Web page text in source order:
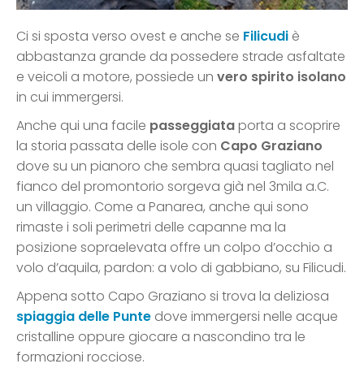
Ci si sposta verso ovest e anche se Filicudi è
abbastanza grande da possedere strade asfaltate
e veicoli a motore, possiede un vero spirito isolano
in cui immergersi.
Anche qui una facile passeggiataporta a scoprire
la storia passata delle isole con Capo Graziano
dove su un pianoro che sembra quasi tagliato nel
fianco del promontorio sorgeva già nel 3mila a.C.
un villaggio. Come a Panarea, anche qui sono
rimaste i soli perimetri delle capanne ma la
posizione sopraelevata offre un colpo d’occhio a
volo d’aquila, pardon: a volo di gabbiano, su Filicudi.
Appena sotto Capo Graziano si trova la deliziosa
spiaggia delle Punte dove immergersi nelle acque
cristalline oppure giocare a nascondino tra le
formazioni rocciose.